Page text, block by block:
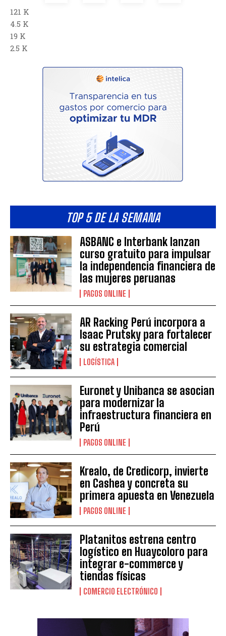
121 K
4.5 K
19 K
2.5 K
TOP 5 DE LA SEMANA
ASBANC e Interbank lanzan
curso gratuito para impulsar
la independencia financiera de
las mujeres peruanas
PAGOS ONLINE
AR Racking Perú incorpora a
Isaac Prutsky para fortalecer
su estrategia comercial
LOGÍSTICA
Euronet y Unibanca se asocian
para modernizar la
infraestructura financiera en
Perú
PAGOS ONLINE
Krealo, de Credicorp, invierte
en Cashea y concreta su
primera apuesta en Venezuela
PAGOS ONLINE
Platanitos estrena centro
logístico en Huaycoloro para
integrar e-commerce y
tiendas físicas
COMERCIO ELECTRÓNICO